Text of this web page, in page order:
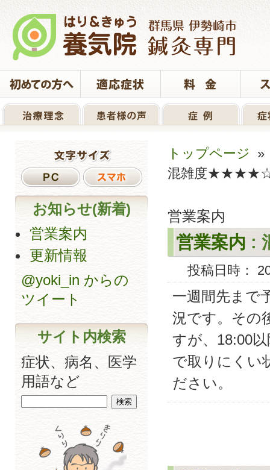
トップページ
混雑度
営業案内
営業案内 :
投稿日時：
一週間先まで
況です。その
すが、18:00
で取りにくい
ださい。
お知らせ(新着)
営業案内
更新情報
@yoki_in からの
ツイート
サイト内検索
症状、病名、医学
用語など